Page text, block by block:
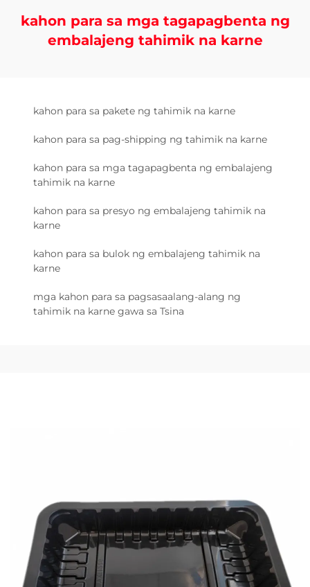
kahon para sa mga tagapagbenta ng
embalajeng tahimik na karne
kahon para sa pakete ng tahimik na karne
kahon para sa pag-shipping ng tahimik na karne
kahon para sa mga tagapagbenta ng embalajeng
tahimik na karne
kahon para sa presyo ng embalajeng tahimik na
karne
kahon para sa bulok ng embalajeng tahimik na
karne
mga kahon para sa pagsasaalang-alang ng
tahimik na karne gawa sa Tsina